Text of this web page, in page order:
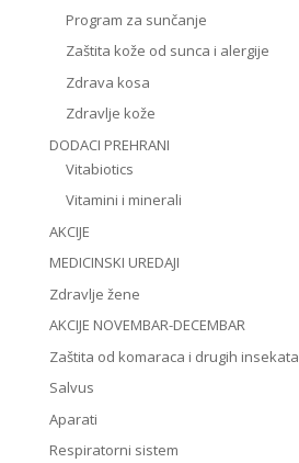
Program za sunčanje
Zaštita kože od sunca i alergije
Zdrava kosa
Zdravlje kože
DODACI PREHRANI
Vitabiotics
Vitamini i minerali
AKCIJE
MEDICINSKI UREDAJI
Zdravlje žene
AKCIJE NOVEMBAR-DECEMBAR
Zaštita od komaraca i drugih insekata
Salvus
Aparati
Respiratorni sistem